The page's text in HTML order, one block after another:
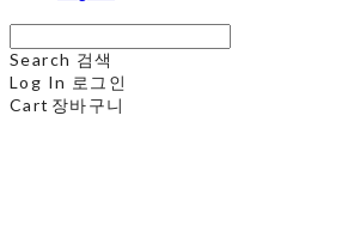
Search 검색
Log In 로그인
Cart 장바구니